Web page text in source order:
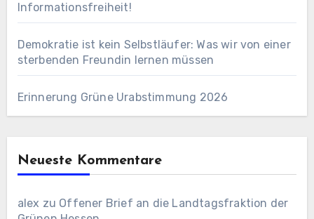
Informationsfreiheit!
Demokratie ist kein Selbstläufer: Was wir von einer
sterbenden Freundin lernen müssen
Erinnerung Grüne Urabstimmung 2026
Neueste Kommentare
alex zu Offener Brief an die Landtagsfraktion der